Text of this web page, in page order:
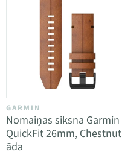
GARMIN
Nomaiņas siksna Garmin
QuickFit 26mm, Chestnut
āda